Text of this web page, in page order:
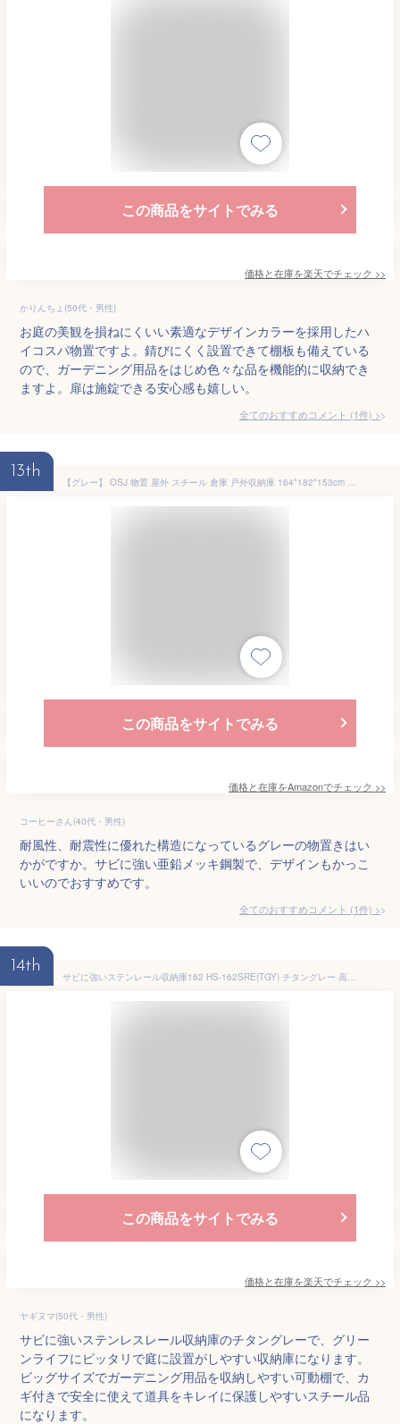
この商品をサイトでみる
価格と在庫を楽天でチェック >>
かりんちょ(50代・男性)
お庭の美観を損ねにくいい素適なデザインカラーを採用したハ
イコスパ物置ですよ。錆びにくく設置できて棚板も備えている
ので、ガーデニング用品をはじめ色々な品を機能的に収納でき
ますよ。扉は施錠できる安心感も嬉しい。
全てのおすすめコメント (1件) >
13th
【グレー】 OSJ 物置 屋外 スチール 倉庫 戸外収納庫 164*182*153cm おしゃれ 大型 収納庫 防さび ベランダ 防水 耐侯 ドア 引戸 スチール物置 屋外収納 ガーデニング 庭 ガーデン 庭 田畑 農場 頑丈 大容量 防水 耐侯 収納可能 床なし
この商品をサイトでみる
価格と在庫をAmazonでチェック >>
コーヒーさん(40代・男性)
耐風性、耐震性に優れた構造になっているグレーの物置きはい
かがですか。サビに強い亜鉛メッキ鋼製で、デザインもかっこ
いいのでおすすめです。
全てのおすすめコメント (1件) >
14th
サビに強いステンレール収納庫162 HS-162SRE(TGY) チタングレー 高さ162cm グリーンライフ 収納庫 物置 物置き 屋外 鍵付き 小型 家庭用 スチール おしゃれ 倉庫 日本製 棚板 可動棚 スチール収納庫
この商品をサイトでみる
価格と在庫を楽天でチェック >>
ヤギヌマ(50代・男性)
サビに強いステンレスレール収納庫のチタングレーで、グリー
ンライフにピッタリで庭に設置がしやすい収納庫になります。
ビッグサイズでガーデニング用品を収納しやすい可動棚で、カ
ギ付きで安全に使えて道具をキレイに保護しやすいスチール品
になります。